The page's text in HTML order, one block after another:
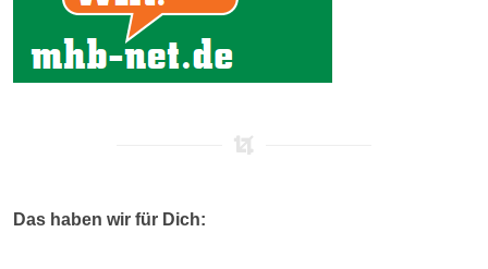
Das haben wir für Dich: